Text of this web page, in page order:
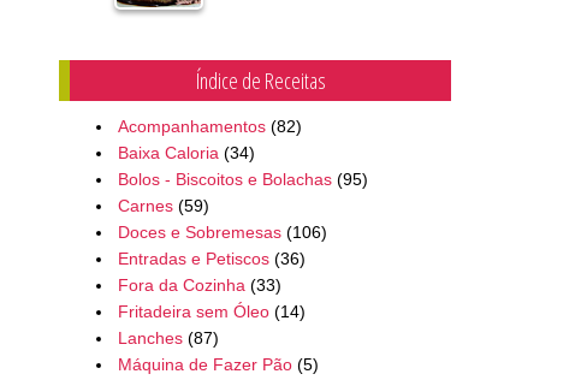
Índice de Receitas
Acompanhamentos (82)
Baixa Caloria (34)
Bolos - Biscoitos e Bolachas (95)
Carnes (59)
Doces e Sobremesas (106)
Entradas e Petiscos (36)
Fora da Cozinha (33)
Fritadeira sem Óleo (14)
Lanches (87)
Máquina de Fazer Pão (5)